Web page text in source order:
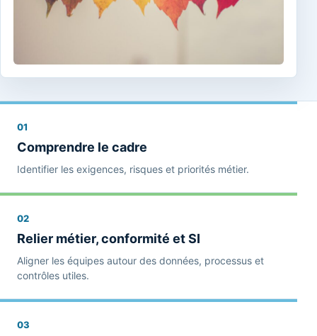
01
Comprendre le cadre
Identifier les exigences, risques et priorités métier.
02
Relier métier, conformité et SI
Aligner les équipes autour des données, processus et
contrôles utiles.
03